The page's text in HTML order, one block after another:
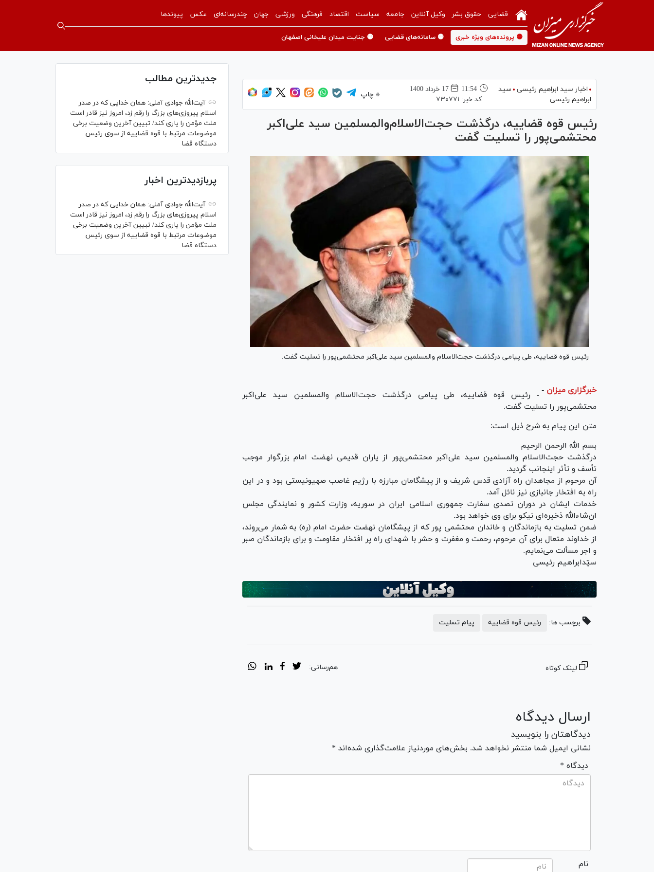
قضایی حقوق بشر وکیل آنلاین جامعه سیاست اقتصاد فرهنگی ورزشی جهان چندرسانه‌ای عکس پیوندها
🟡 پرونده‌های ویژه خبری 🟡 سامانه‌های قضایی 🟡 جنایت میدان علیخانی اصفهان
اخبار سید ابراهیم رئیسی
سید
ابراهیم رئیسی
11:54
17 خرداد 1400
کد خبر: ۷۳۰۷۷۱
چاپ
رئیس قوه قضاییه، درگذشت حجت‌الاسلام‌والمسلمین سید علی‌اکبر
محتشمی‌پور را تسلیت گفت
رئیس قوه قضاییه، طی پیامی درگذشت حجت‌الاسلام والمسلمین سید علی‌اکبر محتشمی‌پور را تسلیت گفت.
خبرگزاری میزان - - رئیس قوه قضاییه، طی پیامی درگذشت حجت‌الاسلام والمسلمین سید علی‌اکبر
محتشمی‌پور را تسلیت گفت.
متن این پیام به شرح ذیل است:
بسم الله الرحمن الرحیم
درگذشت حجت‌الاسلام والمسلمین سید علی‌اکبر محتشمی‌پور از یاران قدیمی نهضت امام بزرگوار موجب
تأسف و تأثر اینجانب گردید.
آن مرحوم از مجاهدان راه آزادی قدس شریف و از پیشگامان مبارزه با رژیم غاصب صهیونیستی بود و در این
راه به افتخار جانبازی نیز نائل آمد.
خدمات ایشان در دوران تصدی سفارت جمهوری اسلامی ایران در سوریه، وزارت کشور و نمایندگی مجلس
ان‌شاءالله ذخیره‌ای نیکو برای وی خواهد بود.
ضمن تسلیت به بازماندگان و خاندان محتشمی پور که از پیشگامان نهضت حضرت امام (ره) به شمار می‌روند،
از خداوند متعال برای آن مرحوم، رحمت و مغفرت و حشر با شهدای راه پر افتخار مقاومت و برای بازماندگان صبر
و اجر مسألت می‌نمایم.
سیّدابراهیم رئیسی
برچسب ها: رئیس قوه قضاییه پیام تسلیت
لینک کوتاه هم‌رسانی:
ارسال دیدگاه
دیدگاهتان را بنویسید
نشانی ایمیل شما منتشر نخواهد شد. بخش‌های موردنیاز علامت‌گذاری شده‌اند *
* دیدگاه
نام
جدیدترین مطالب
آیت‌الله جوادی آملی: همان خدایی که در صدر
اسلام پیروزی‌های بزرگ را رقم زد، امروز نیز قادر است
ملت مؤمن را یاری کند/ تبیین آخرین وضعیت برخی
موضوعات مرتبط با قوه قضاییه از سوی رئیس
دستگاه قضا
پربازدیدترین اخبار
آیت‌الله جوادی آملی: همان خدایی که در صدر
اسلام پیروزی‌های بزرگ را رقم زد، امروز نیز قادر است
ملت مؤمن را یاری کند/ تبیین آخرین وضعیت برخی
موضوعات مرتبط با قوه قضاییه از سوی رئیس
دستگاه قضا